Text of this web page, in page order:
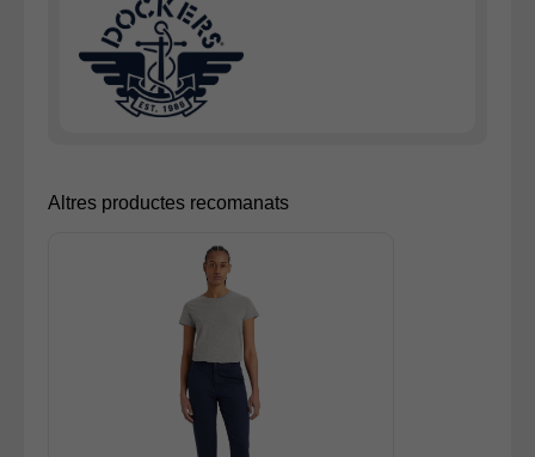
Altres productes recomanats